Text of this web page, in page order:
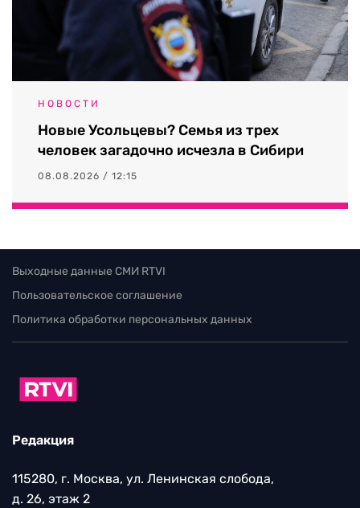
НОВОСТИ
Новые Усольцевы? Семья из трех
человек загадочно исчезла в Сибири
08.08.2026 / 12:15
Выходные данные СМИ RTVI
Пользовательское соглашение
Политика обработки персональных данных
Редакция
115280, г. Москва, ул. Ленинская слобода,
д. 26, этаж 2